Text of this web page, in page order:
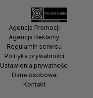
Agencja Promocji
Agencja Reklamy
Regulamin serwisu
Polityka prywatności
Ustawienia prywatności
Dane osobowe
Kontakt